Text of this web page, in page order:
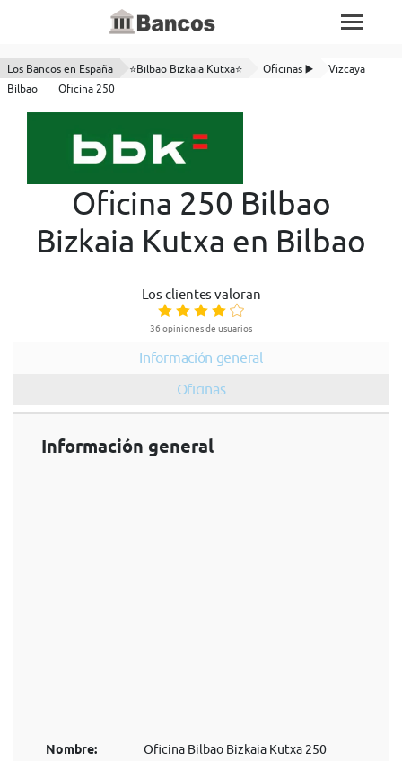
Los Bancos en España ⭐Bilbao Bizkaia Kutxa⭐ Oficinas ▶️
Vizcaya
Bilbao
Oficina 250
Oficina 250 Bilbao
Bizkaia Kutxa en Bilbao
Los clientes valoran
36 opiniones de usuarios
Información general
Oficinas
Información general
Nombre: Oficina Bilbao Bizkaia Kutxa 250